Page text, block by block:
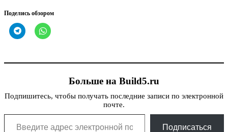
Поделись обзором
Больше на Build5.ru
Подпишитесь, чтобы получать последние записи по электронной
почте.
Введите адрес электронной почты…
Подписаться